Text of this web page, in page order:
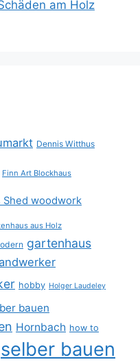
am Holz
Dennis Witthus
Finn Art Blockhaus
Shed woodwork
aus Holz
gartenhaus
hobby Holger Laudeley
bauen
Hornbach how to
selber bauen